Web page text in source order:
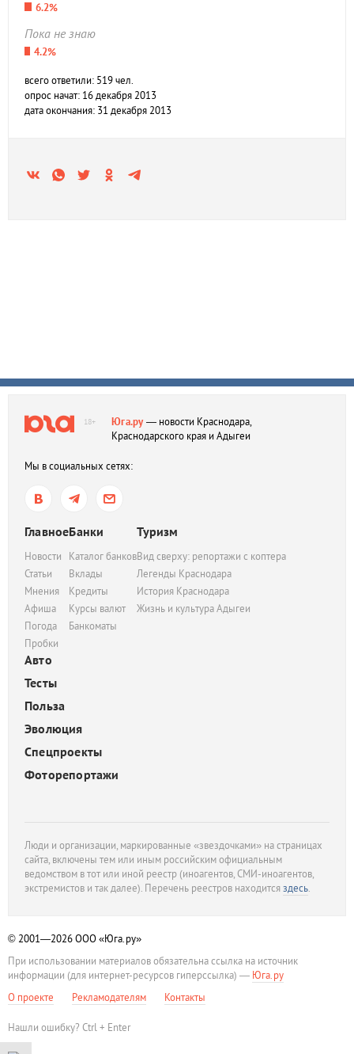
6.2%
Пока не знаю
4.2%
всего ответили: 519 чел.
опрос начат: 16 декабря 2013
дата окончания: 31 декабря 2013
18+ Юга.ру— новости Краснодара,
Краснодарского края и Адыгеи
Мы в социальных сетях:
Главное
Новости
Статьи
Мнения
Афиша
Погода
Пробки
Банки
Каталог банков
Вклады
Кредиты
Курсы валют
Банкоматы
Туризм
Вид сверху: репортажи с коптера
Легенды Краснодара
История Краснодара
Жизнь и культура Адыгеи
Авто
Тесты
Польза
Эволюция
Спецпроекты
Фоторепортажи
Люди и организации, маркированные «звездочками» на страницах
сайта, включены тем или иным российским официальным
ведомством в тот или иной реестр (иноагентов, СМИ-иноагентов,
экстремистов и так далее). Перечень реестров находитсяздесь.
© 2001—2026ООО «Юга.ру»
При использовании материалов обязательна ссылка на источник
информации (для интернет-ресурсов гиперссылка) — Юга.ру
О проекте
Рекламодателям Контакты
Нашли ошибку? Ctrl + Enter